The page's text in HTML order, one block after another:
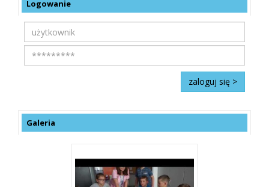
Logowanie
Galeria